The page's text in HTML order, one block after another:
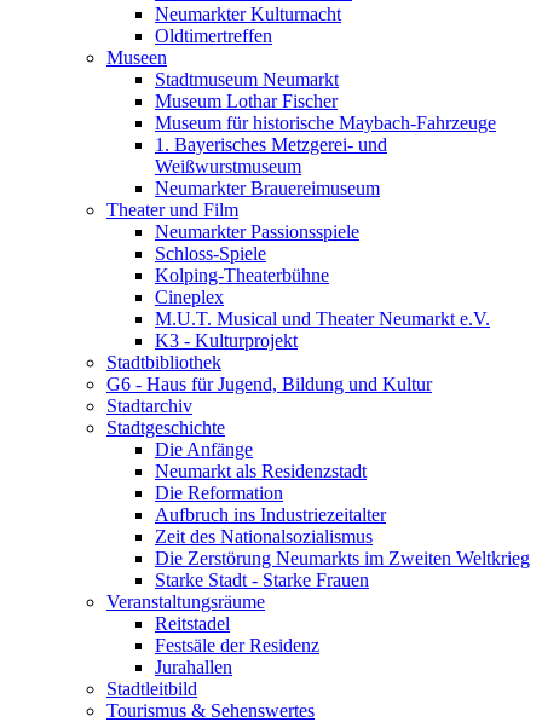
Neumarkter Kulturnacht
Oldtimertreffen
Museen
Stadtmuseum Neumarkt
Museum Lothar Fischer
Museum für historische Maybach-Fahrzeuge
1. Bayerisches Metzgerei- und
Weißwurstmuseum
Neumarkter Brauereimuseum
Theater und Film
Neumarkter Passionsspiele
Schloss-Spiele
Kolping-Theaterbühne
Cineplex
M.U.T. Musical und Theater Neumarkt e.V.
K3 - Kulturprojekt
Stadtbibliothek
G6 - Haus für Jugend, Bildung und Kultur
Stadtarchiv
Stadtgeschichte
Die Anfänge
Neumarkt als Residenzstadt
Die Reformation
Aufbruch ins Industriezeitalter
Zeit des Nationalsozialismus
Die Zerstörung Neumarkts im Zweiten Weltkrieg
Starke Stadt - Starke Frauen
Veranstaltungsräume
Reitstadel
Festsäle der Residenz
Jurahallen
Stadtleitbild
Tourismus & Sehenswertes